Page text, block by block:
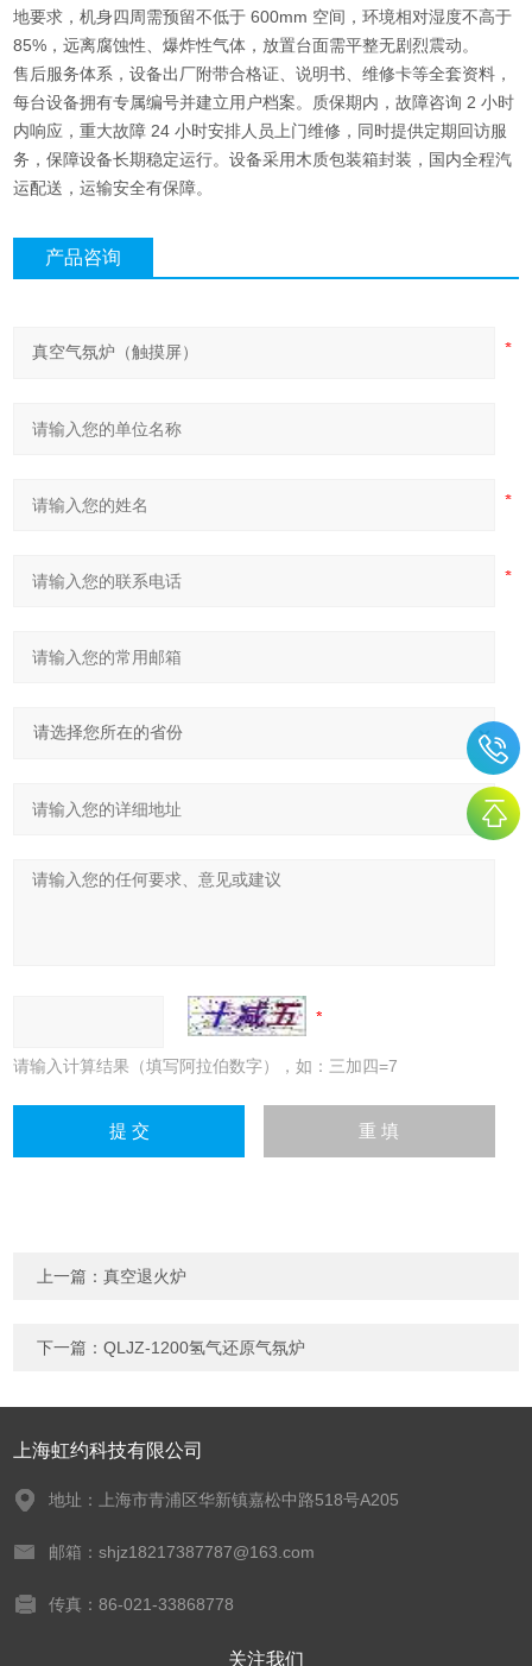
地要求，机身四周需预留不低于 600mm 空间，环境相对湿度不高于
85%，远离腐蚀性、爆炸性气体，放置台面需平整无剧烈震动。
售后服务体系，设备出厂附带合格证、说明书、维修卡等全套资料，
每台设备拥有专属编号并建立用户档案。质保期内，故障咨询 2 小时
内响应，重大故障 24 小时安排人员上门维修，同时提供定期回访服
务，保障设备长期稳定运行。设备采用木质包装箱封装，国内全程汽
运配送，运输安全有保障。
产品咨询
请输入计算结果（填写阿拉伯数字），如：三加四=7
上一篇：真空退火炉
下一篇：QLJZ-1200氢气还原气氛炉
上海虹约科技有限公司
地址：上海市青浦区华新镇嘉松中路518号A205
邮箱：shjz18217387787@163.com
传真：86-021-33868778
关注我们